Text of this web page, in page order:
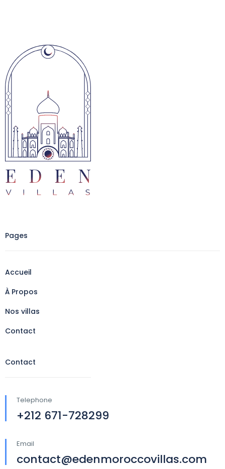
Pages
Accueil
À Propos
Nos villas
Contact
Contact
Telephone
+212 671-728299
Email
contact@edenmoroccovillas.com